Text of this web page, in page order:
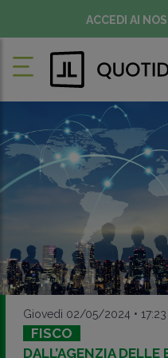
ACCEDI AI
Giovedì 02/05/2024 • 17:23
FISCO
DALL’AGENZIA DELLE